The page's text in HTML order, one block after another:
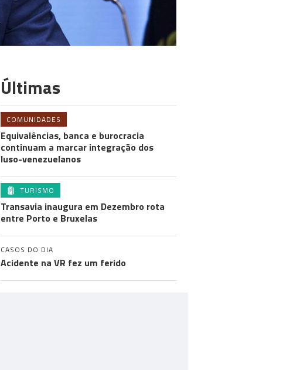
Últimas
COMUNIDADES
Equivalências, banca e burocracia
continuam a marcar integração dos
luso-venezuelanos
TURISMO
Transavia inaugura em Dezembro rota
entre Porto e Bruxelas
CASOS DO DIA
Acidente na VR fez um ferido